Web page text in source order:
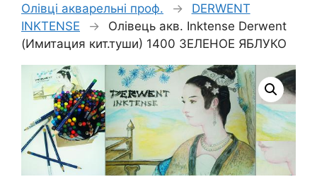
Олівці акварельні проф.
→
DERWENT
INKTENSE
→
Олівець акв. Inktense Derwent
(Имитация кит.туши) 1400 ЗЕЛЕНОЕ ЯБЛУКО